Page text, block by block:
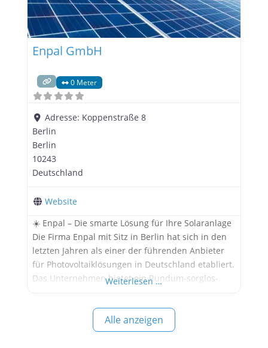
Enpal GmbH
0 Meter
Adresse: Koppenstraße 8
Berlin
Berlin
10243
Deutschland
Website
☀️ Enpal – Die smarte Lösung für Ihre Solaranlage
Die Firma Enpal mit Sitz in Berlin hat sich in den
letzten Jahren als einer der führenden Anbieter
für Photovoltaiklösungen in Deutschland etabliert.
Das Unternehmen bietet ein Rundum-sorglos-
umsteigen möchten – von der Planung über die
Installation bis hin zur Wartung. ℹ️ Hinweis: Die
folgenden Informationen
Weiterlesen …
Alle anzeigen